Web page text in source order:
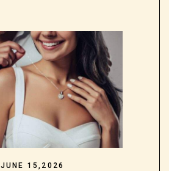
JUNE 15,2026